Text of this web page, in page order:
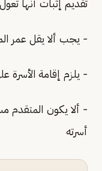
تقديم إثبات أنها
- يجب ألا يقل عمر
- يلزم إقامة الأسرة
- ألا يكون المتقدم
أسرته